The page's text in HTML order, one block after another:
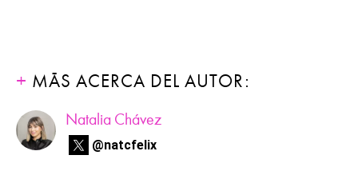
MÁS ACERCA DEL AUTOR:
Natalia Chávez
@natcfelix